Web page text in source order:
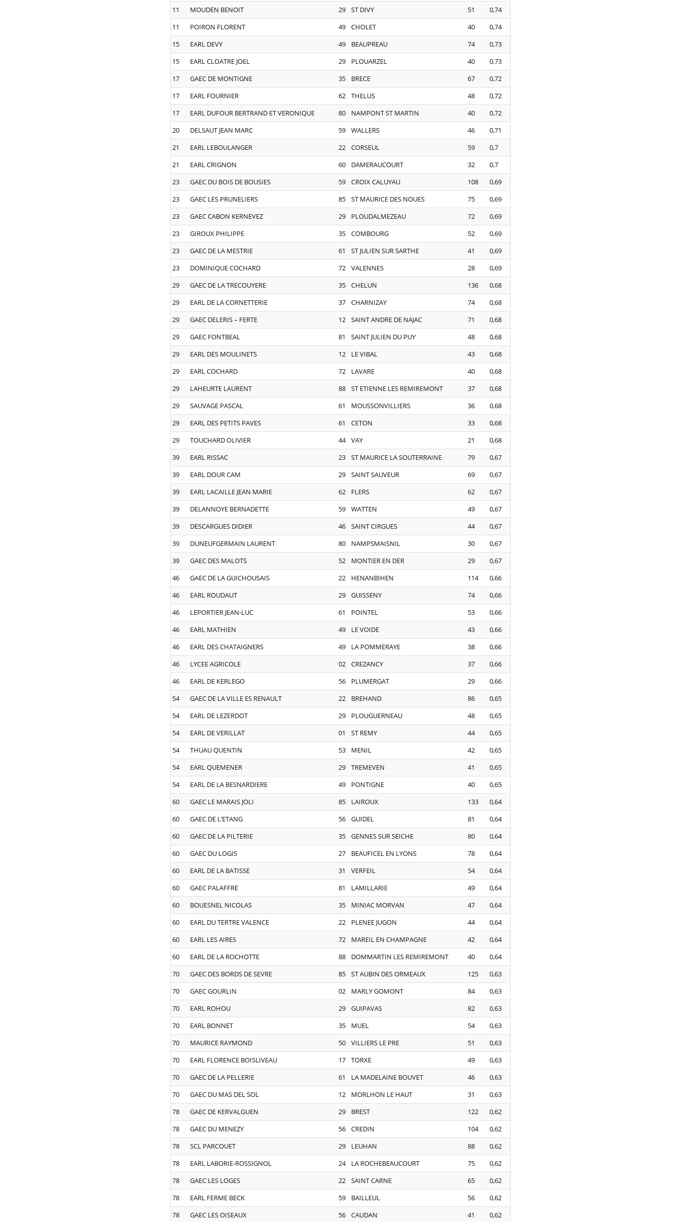
11
MOUDEN BENOIT 29 ST DIVY 51
0,74
11
POIRON FLORENT 49 CHOLET 40
0,74
15
EARL DEVY 49 BEAUPREAU 74
0,73
15
EARL CLOATRE JOEL 29 PLOUARZEL 40
0,73
17
GAEC DE MONTIGNE 35 BRECE 67
0,72
17
EARL FOURNIER 62 THELUS 48
0,72
17
EARL DUFOUR BERTRAND ET VERONIQUE 80 NAMPONT ST MARTIN 40
0,72
20
DELSAUT JEAN MARC 59 WALLERS 46
0,71
21
EARL LEBOULANGER 22 CORSEUL 59
0,7
21
EARL CRIGNON 60 DAMERAUCOURT 32
0,7
23
GAEC DU BOIS DE BOUSIES 59 CROIX CALUYAU 108
0,69
23
GAEC LES PRUNELIERS 85 ST MAURICE DES NOUES 75
0,69
23
GAEC CABON KERNEVEZ 29 PLOUDALMEZEAU 72
0,69
23
GIROUX PHILIPPE 35 COMBOURG 52
0,69
23
GAEC DE LA MESTRIE 61 ST JULIEN SUR SARTHE 41
0,69
23
DOMINIQUE COCHARD 72 VALENNES 28
0,69
29
GAEC DE LA TRECOUYERE 35 CHELUN 136
0,68
29
EARL DE LA CORNETTERIE 37 CHARNIZAY 74
0,68
29
GAEC DELERIS – FERTE 12 SAINT ANDRE DE NAJAC 71
0,68
29
GAEC FONTBEAL 81 SAINT JULIEN DU PUY 48
0,68
29
EARL DES MOULINETS 12 LE VIBAL 43
0,68
29
EARL COCHARD 72 LAVARE 40
0,68
29
LAHEURTE LAURENT 88 ST ETIENNE LES REMIREMONT 37
0,68
29
SAUVAGE PASCAL 61 MOUSSONVILLIERS 36
0,68
29
EARL DES PETITS PAVES 61 CETON 33
0,68
29
TOUCHARD OLIVIER 44 VAY 21
0,68
39
EARL RISSAC 23 ST MAURICE LA SOUTERRAINE 79
0,67
39
EARL DOUR CAM 29 SAINT SAUVEUR 69
0,67
39
EARL LACAILLE JEAN MARIE 62 FLERS 62
0,67
39
DELANNOYE BERNADETTE 59 WATTEN 49
0,67
39
DESCARGUES DIDIER 46 SAINT CIRGUES 44
0,67
39
DUNEUFGERMAIN LAURENT 80 NAMPSMAISNIL 30
0,67
39
GAEC DES MALOTS 52 MONTIER EN DER 29
0,67
46
GAEC DE LA GUICHOUSAIS 22 HENANBIHEN 114
0,66
46
EARL ROUDAUT 29 GUISSENY 74
0,66
46
LEPORTIER JEAN-LUC 61 POINTEL 53
0,66
46
EARL MATHIEN 49 LE VOIDE 43
0,66
46
EARL DES CHATAIGNERS 49 LA POMMERAYE 38
0,66
46
LYCEE AGRICOLE 02 CREZANCY 37
0,66
46
EARL DE KERLEGO 56 PLUMERGAT 29
0,66
54
GAEC DE LA VILLE ES RENAULT 22 BREHAND 86
0,65
54
EARL DE LEZERDOT 29 PLOUGUERNEAU 48
0,65
54
EARL DE VERILLAT 01 ST REMY 44
0,65
54
THUAU QUENTIN 53 MENIL 42
0,65
54
EARL QUEMENER 29 TREMEVEN 41
0,65
54
EARL DE LA BESNARDIERE 49 PONTIGNE 40
0,65
60
GAEC LE MARAIS JOLI 85 LAIROUX 133
0,64
60
GAEC DE L’ETANG 56 GUIDEL 81
0,64
60
GAEC DE LA PILTERIE 35 GENNES SUR SEICHE 80
0,64
60
GAEC DU LOGIS 27 BEAUFICEL EN LYONS 78
0,64
60
EARL DE LA BATISSE 31 VERFEIL 54
0,64
60
GAEC PALAFFRE 81 LAMILLARIE 49
0,64
60
BOUESNEL NICOLAS 35 MINIAC MORVAN 47
0,64
60
EARL DU TERTRE VALENCE 22 PLENEE JUGON 44
0,64
60
EARL LES AIRES 72 MAREIL EN CHAMPAGNE 42
0,64
60
EARL DE LA ROCHOTTE 88 DOMMARTIN LES REMIREMONT 40
0,64
70
GAEC DES BORDS DE SEVRE 85 ST AUBIN DES ORMEAUX 125
0,63
70
GAEC GOURLIN 02 MARLY GOMONT 84
0,63
70
EARL ROHOU 29 GUIPAVAS 82
0,63
70
EARL BONNET 35 MUEL 54
0,63
70
MAURICE RAYMOND 50 VILLIERS LE PRE 51
0,63
70
EARL FLORENCE BOISLIVEAU 17 TORXE 49
0,63
70
GAEC DE LA PELLERIE 61 LA MADELAINE BOUVET 46
0,63
70
GAEC DU MAS DEL SOL 12 MORLHON LE HAUT 31
0,63
78
GAEC DE KERVALGUEN 29 BREST 122
0,62
78
GAEC DU MENEZY 56 CREDIN 104
0,62
78
SCL PARCOUET 29 LEUHAN 88
0,62
78
EARL LABORIE-ROSSIGNOL 24 LA ROCHEBEAUCOURT 75
0,62
78
GAEC LES LOGES 22 SAINT CARNE 65
0,62
78
EARL FERME BECK 59 BAILLEUL 56
0,62
78
GAEC LES OISEAUX 56 CAUDAN 41 0,62